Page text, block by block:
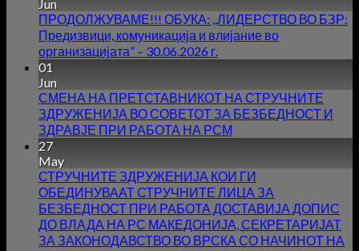
Jun
ПРОДОЛЖУВАМЕ!!! ОБУКА: ,,ЛИДЕРСТВО ВО БЗР:
Предизвици, комуникација и влијание во
организацијата” – 30.06.2026 г.
01
Jun
СМЕНА НА ПРЕТСТАВНИКОТ НА СТРУЧНИТЕ
ЗДРУЖЕНИЈА ВО СОВЕТОТ ЗА БЕЗБЕДНОСТ И
ЗДРАВЈЕ ПРИ РАБОТА НА РСМ
27
May
СТРУЧНИТЕ ЗДРУЖЕНИЈА КОИ ГИ
ОБЕДИНУВААТ СТРУЧНИТЕ ЛИЦА ЗА
БЕЗБЕДНОСТ ПРИ РАБОТА ДОСТАВИЈА ДОПИС
ДО ВЛАДА НА РС МАКЕДОНИЈА, СЕКРЕТАРИЈАТ
ЗА ЗАКОНОДАВСТВО ВО ВРСКА СО НАЧИНОТ НА